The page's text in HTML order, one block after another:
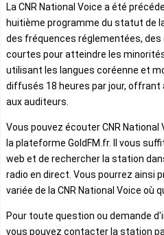
La CNR National Voice a été
huitième programme du statut de
des fréquences réglementées,
courtes pour atteindre les
utilisant les langues coréenne et
diffusés 18 heures par jour, offrant
aux auditeurs.
Vous pouvez écouter CNR
la plateforme GoldFM.fr. Il vous
web et de rechercher la station
radio en direct. Vous pourrez ainsi
variée de la CNR National Voice où
Pour toute question ou demande
vous pouvez contacter la station